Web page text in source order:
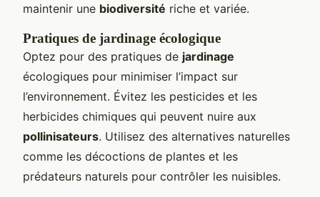
maintenir une biodiversité riche et variée.
Pratiques de jardinage écologique
Optez pour des pratiques de jardinage
écologiques pour minimiser l’impact sur
l’environnement. Évitez les pesticides et les
herbicides chimiques qui peuvent nuire aux
pollinisateurs. Utilisez des alternatives naturelles
comme les décoctions de plantes et les
prédateurs naturels pour contrôler les nuisibles.